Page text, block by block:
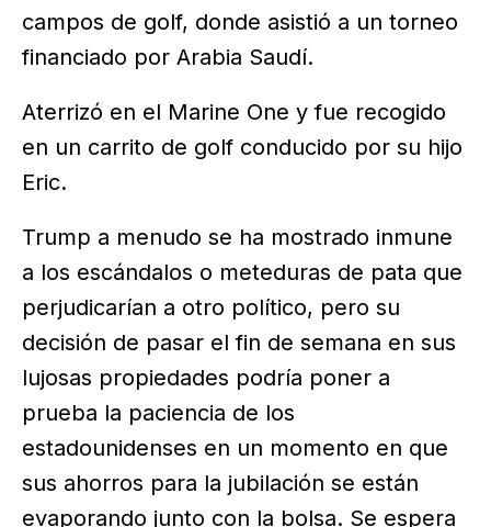
campos de golf, donde asistió a un torneo
financiado por Arabia Saudí.
Aterrizó en el Marine One y fue recogido
en un carrito de golf conducido por su hijo
Eric.
Trump a menudo se ha mostrado inmune
a los escándalos o meteduras de pata que
perjudicarían a otro político, pero su
decisión de pasar el fin de semana en sus
lujosas propiedades podría poner a
prueba la paciencia de los
estadounidenses en un momento en que
sus ahorros para la jubilación se están
evaporando junto con la bolsa. Se espera